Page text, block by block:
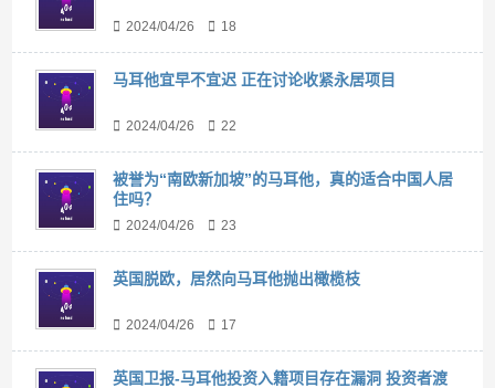
2024/04/26 18
马耳他宜早不宜迟 正在讨论收紧永居项目
2024/04/26 22
被誉为“南欧新加坡”的马耳他，真的适合中国人居
住吗？
2024/04/26 23
英国脱欧，居然向马耳他抛出橄榄枝
2024/04/26 17
英国卫报-马耳他投资入籍项目存在漏洞 投资者渡